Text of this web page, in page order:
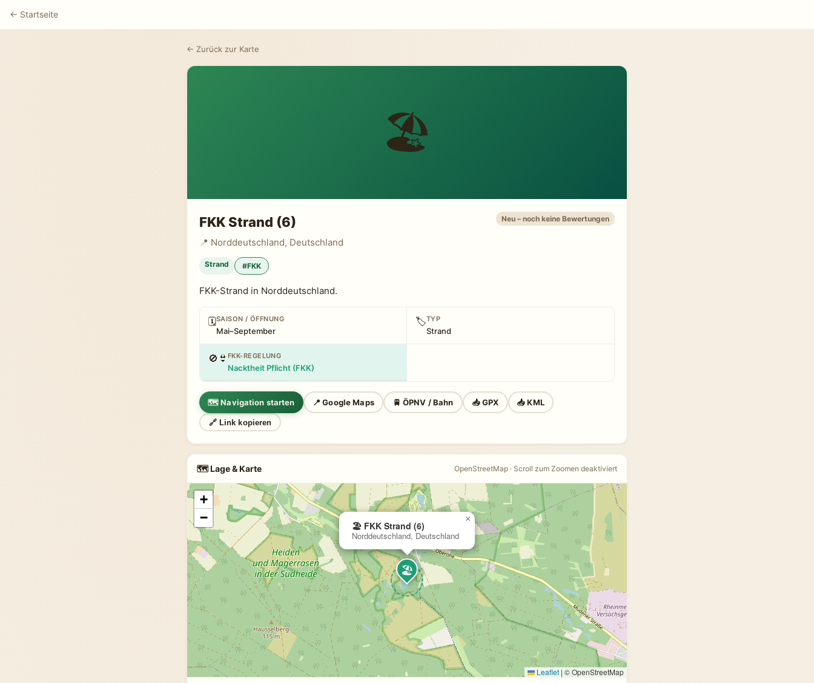
← Startseite
← Zurück zur Karte
🏖️
FKK Strand (6)
📍 Norddeutschland, Deutschland
Neu – noch keine Bewertungen
Strand #FKK
FKK-Strand in Norddeutschland.
🗓SAISON / ÖFFNUNG
Mai–September
🏷TYP
Strand
🚫👙 FKK-REGELUNG
Nacktheit Pflicht (FKK)
🗺 Navigation starten 📍 Google Maps 🚆 ÖPNV / Bahn 📥 GPX 📥 KML
🔗 Link kopieren
🗺 Lage & Karte OpenStreetMap · Scroll zum Zoomen deaktiviert
🏖️
🏖️ FKK Strand (6)
Norddeutschland, Deutschland
×
+
−
Leaflet | © OpenStreetMap